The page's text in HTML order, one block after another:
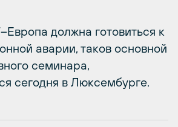
должна готовиться к
аварии, таков основной
семинара,
сегодня в Люксембурге.